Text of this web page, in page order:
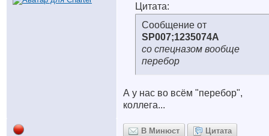
Цитата:
Сообщение от
SP007;1235074А
со спецназом вообще
перебор
А у нас во всём "перебор",
коллега...
В Минюст Цитата